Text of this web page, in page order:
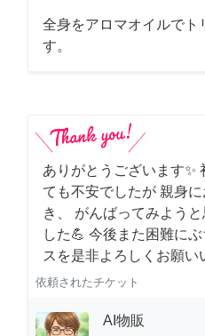
全身をアロマオイルでト
す。
ありがとうございます✨
ても不安でしたが 親身
き、 がんばってみよう
した💪 今後また困難に
スを是非よろしくお願
依頼されたチケット
AI物販